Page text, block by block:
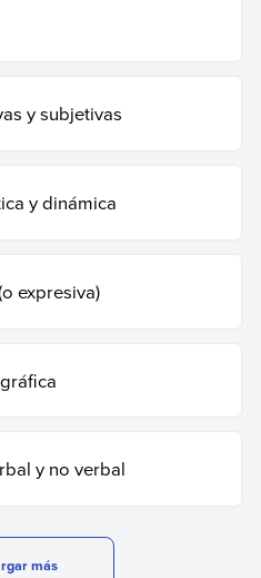
y subjetivas
y dinámica
expresiva)
y no verbal
más